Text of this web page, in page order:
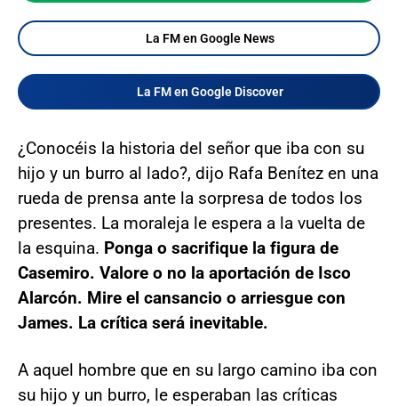
La FM en Google News
La FM en Google Discover
¿Conocéis la historia del señor que iba con su
hijo y un burro al lado?, dijo Rafa Benítez en una
rueda de prensa ante la sorpresa de todos los
presentes. La moraleja le espera a la vuelta de
la esquina. Ponga o sacrifique la figura de
Casemiro. Valore o no la aportación de Isco
Alarcón. Mire el cansancio o arriesgue con
James. La crítica será inevitable.
A aquel hombre que en su largo camino iba con
su hijo y un burro, le esperaban las críticas